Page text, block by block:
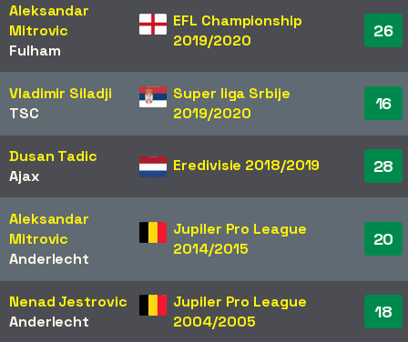
Aleksandar
Mitrovic
Fulham
EFL Championship
2019/2020
26
Vladimir Siladji
TSC
Super liga Srbije
2019/2020
16
Dusan Tadic
Ajax
Eredivisie 2018/2019 28
Aleksandar
Mitrovic
Anderlecht
Jupiler Pro League
2014/2015
20
Nenad Jestrovic
Anderlecht
Jupiler Pro League
2004/2005
18